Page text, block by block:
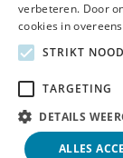
Legal
Privacy
Algemene
Notice and
Copyright ©
verbeteren. Door
cookies in
STRIKT
TARGETING
DETAILS
ALLES